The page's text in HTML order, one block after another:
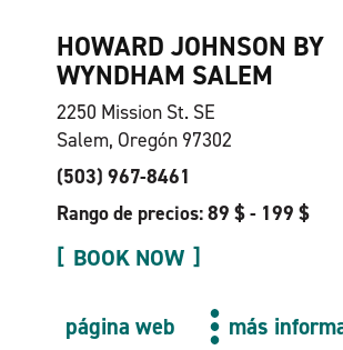
HOWARD JOHNSON BY
WYNDHAM SALEM
2250 Mission St. SE
Salem, Oregón 97302
(503) 967-8461
Rango de precios: 89 $ - 199 $
BOOK NOW
página web
más